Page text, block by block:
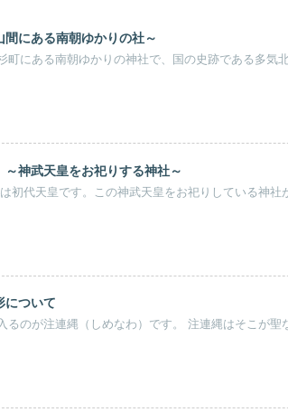
にある南朝ゆかりの社～
町にある南朝ゆかりの神社で、国の史跡である多気
神武天皇をお祀りする神社～
初代天皇です。この神武天皇をお祀りしている神社
について
るのが注連縄（しめなわ）です。 注連縄はそこが聖